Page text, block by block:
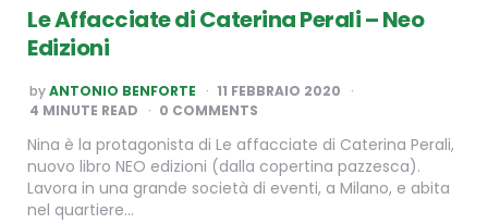
Le Affacciate di Caterina Perali – Neo
Edizioni
POSTED
BY
byANTONIO BENFORTE
11 FEBBRAIO 2020
4 MINUTE READ 0 COMMENTS
Nina è la protagonista di Le affacciate di Caterina Perali,
nuovo libro NEO edizioni (dalla copertina pazzesca).
Lavora in una grande società di eventi, a Milano, e abita
nel quartiere…